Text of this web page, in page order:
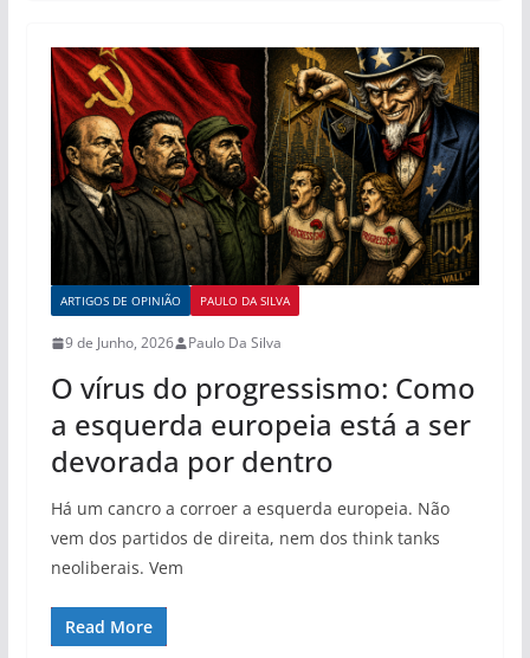
ARTIGOS DE OPINIÃO PAULO DA SILVA
9 de Junho, 2026 Paulo Da Silva
O vírus do progressismo: Como
a esquerda europeia está a ser
devorada por dentro
Há um cancro a corroer a esquerda europeia. Não
vem dos partidos de direita, nem dos think tanks
neoliberais. Vem
Read More